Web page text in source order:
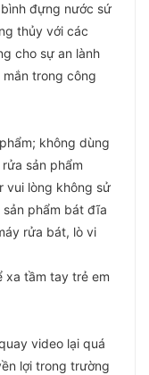
đựng nước sứ
thủy với các
cho sự an lành
trong công
không dùng
sản phẩm
vui lòng không sử
phẩm bát đĩa
rửa bát, lò vi
xa tầm tay trẻ em
video lại quá
lợi trong trường